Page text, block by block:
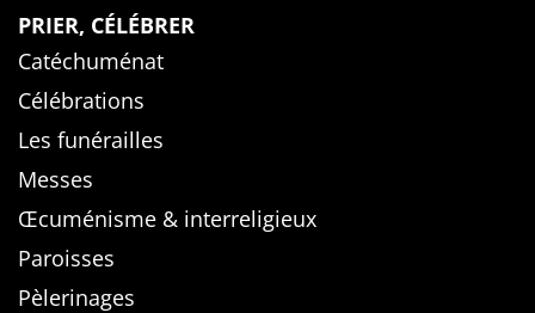
PRIER, CÉLÉBRER
Catéchuménat
Célébrations
Les funérailles
Messes
Œcuménisme & interreligieux
Paroisses
Pèlerinages